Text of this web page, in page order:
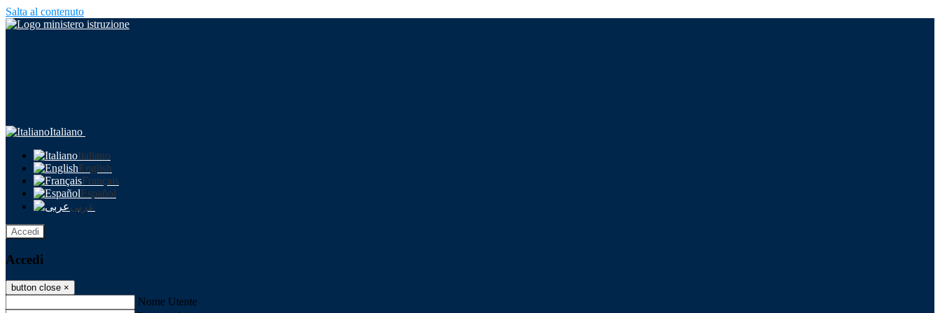
Salta al contenuto
Italiano
Italiano
English
Français
Español
عربى
Accedi
Accedi
button close ×
Nome Utente